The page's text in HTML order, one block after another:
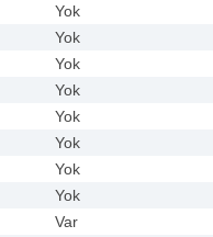
Yok
Yok
Yok
Yok
Yok
Yok
Yok
Yok
Var